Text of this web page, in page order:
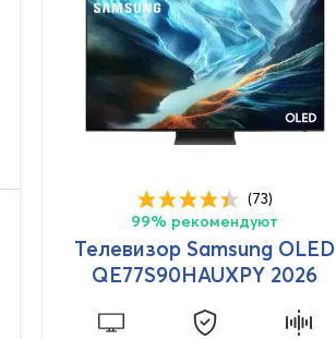
(73)
99% рекомендуют
Телевизор Samsung OLED
QE77S90HAUXPY 2026